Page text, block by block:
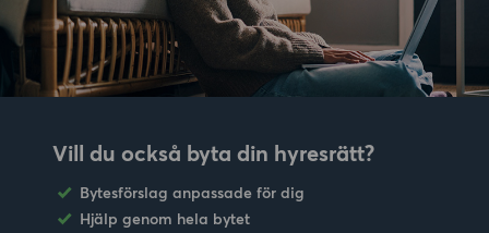
Vill du också byta din hyresrätt?
Bytesförslag anpassade för dig
Hjälp genom hela bytet